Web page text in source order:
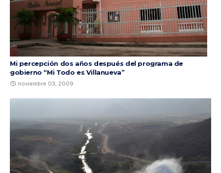
Mi percepción dos años después del programa de
gobierno “Mi Todo es Villanueva”
noviembre 03, 2009